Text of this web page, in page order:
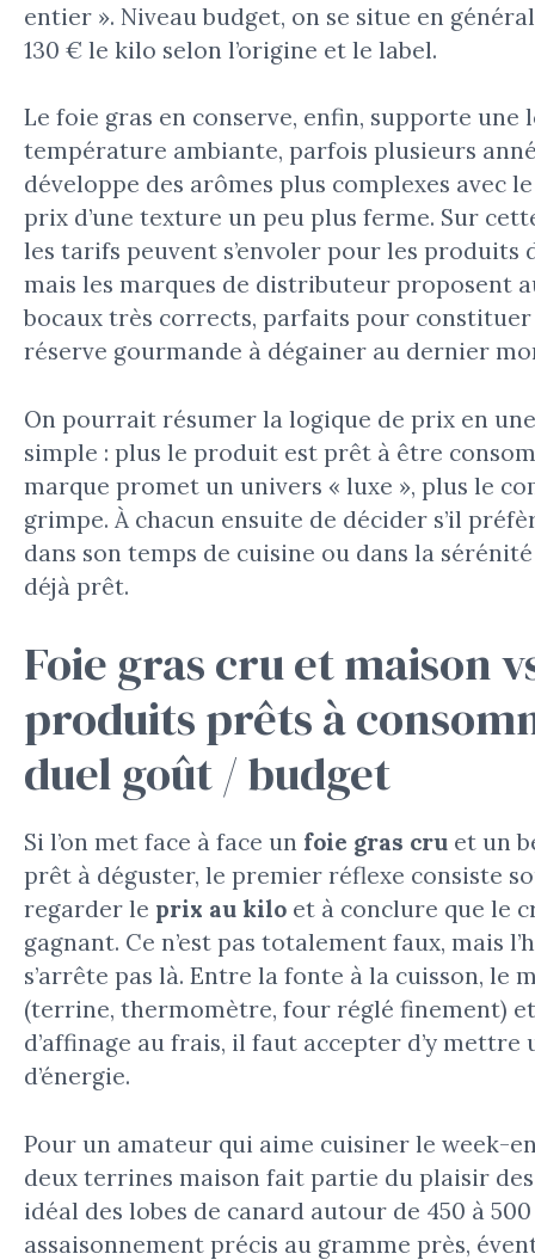
entier ». Niveau budget, on se situe en
130 € le kilo selon l’origine et le label.
Le foie gras en conserve, enfin, supporte une
température ambiante, parfois plusieurs
développe des arômes plus complexes avec
prix d’une texture un peu plus ferme. Sur
les tarifs peuvent s’envoler pour les produits
mais les marques de distributeur proposent
bocaux très corrects, parfaits pour
réserve gourmande à dégainer au dernier
On pourrait résumer la logique de prix en
simple : plus le produit est prêt à être
marque promet un univers « luxe », plus le
grimpe. À chacun ensuite de décider s’il
dans son temps de cuisine ou dans la sérénité
déjà prêt.
Foie gras cru et maison
produits prêts à
duel goût / budget
Si l’on met face à face un foie gras cru et un
prêt à déguster, le premier réflexe consiste
regarder le prix au kilo et à conclure que le
gagnant. Ce n’est pas totalement faux, mais
s’arrête pas là. Entre la fonte à la cuisson, le
(terrine, thermomètre, four réglé finement)
d’affinage au frais, il faut accepter d’y mettre
d’énergie.
Pour un amateur qui aime cuisiner le week-
deux terrines maison fait partie du plaisir des
idéal des lobes de canard autour de 450 à 500
assaisonnement précis au gramme près,